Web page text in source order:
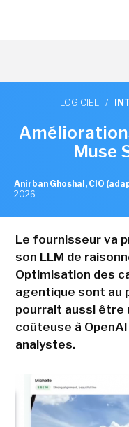
LOGICIEL /
Muse
Anirban Ghoshal, CIO
2026
Le fournisseur va
son LLM de
Optimisation des
agentique sont au
pourrait aussi être
coûteuse à
analystes.